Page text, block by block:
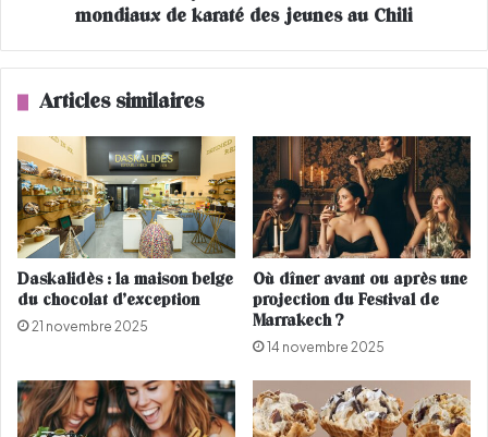
d
r
e
t
e
r
r
e
e
t
e
r
h
r
a
m
é
d
a
i
l
é
e
d
mondiaux de karaté des jeunes au Chili
Articles similaires
Daskalidès : la maison belge
du chocolat d’exception
21 novembre 2025
Où dîner avant ou après une
projection du Festival de
Marrakech ?
14 novembre 2025